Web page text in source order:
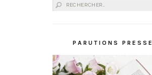
Rechercher :
PARUTIONS PRESSE